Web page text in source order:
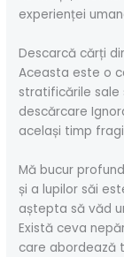
experienței
Descarcă cărți
Aceasta este o
stratificările sale
descărcare
același timp
Mă bucur
și a lupilor săi
aștepta să văd
Există ceva
care abordează